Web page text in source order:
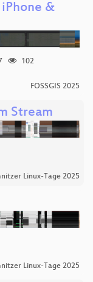
&
102
FOSSGIS 2025
Stream
Linux-Tage 2025
Linux-Tage 2025